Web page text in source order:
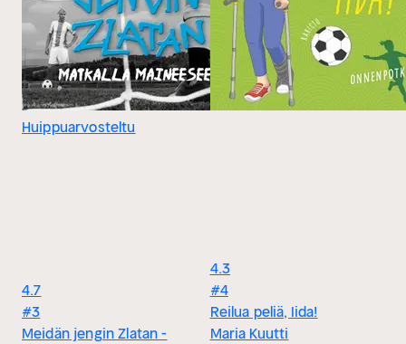
Huippuarvosteltu
4.7
#3
Meidän jengin Zlatan -
4.3
#4
Reilua peliä, Iida!
Maria Kuutti